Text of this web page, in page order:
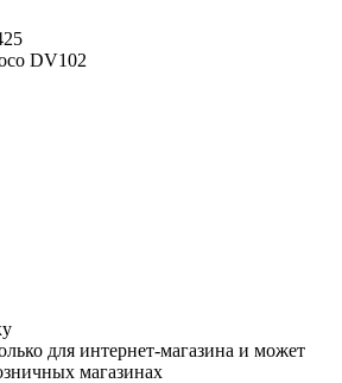
DV102
для интернет-магазина и может
магазинах